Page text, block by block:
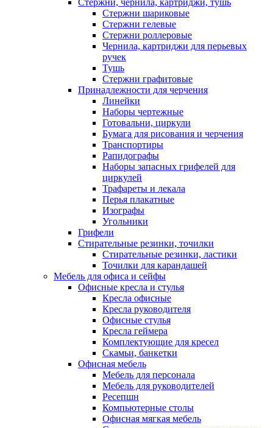
Стержни, чернила, картриджи, тушь
Стержни шариковые
Стержни гелевые
Стержни роллеровые
Чернила, картриджи для перьевых
ручек
Тушь
Стержни графитовые
Принадлежности для черчения
Линейки
Наборы чертежные
Готовальни, циркули
Бумага для рисования и черчения
Транспортиры
Рапидографы
Наборы запасных грифелей для
циркулей
Трафареты и лекала
Перья плакатные
Изографы
Угольники
Грифели
Стирательные резинки, точилки
Стирательные резинки, ластики
Точилки для карандашей
Мебель для офиса и сейфы
Офисные кресла и стулья
Кресла офисные
Кресла руководителя
Офисные стулья
Кресла геймера
Комплектующие для кресел
Скамьи, банкетки
Офисная мебель
Мебель для персонала
Мебель для руководителей
Ресепшн
Компьютерные столы
Офисная мягкая мебель